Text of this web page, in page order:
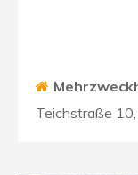
Teichstraße